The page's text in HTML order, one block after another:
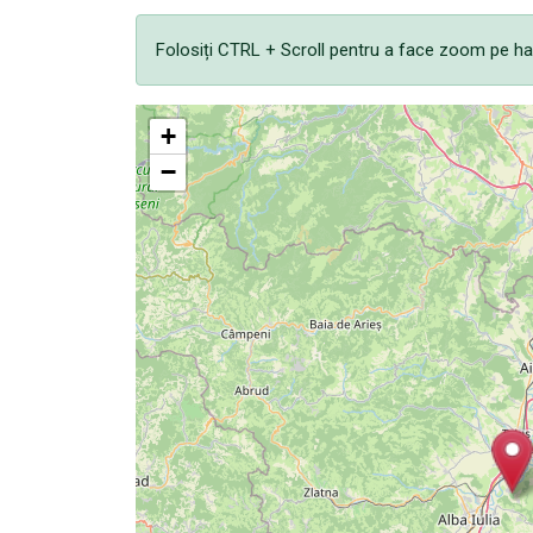
Folosiți CTRL + Scroll pentru a face zoom pe
+
−